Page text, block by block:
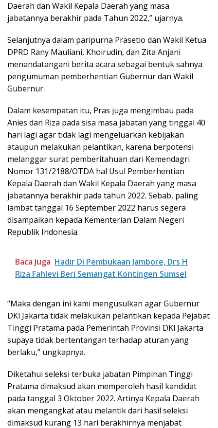
Daerah dan Wakil Kepala Daerah yang masa
jabatannya berakhir pada Tahun 2022,” ujarnya.
Selanjutnya dalam paripurna Prasetio dan Wakil Ketua
DPRD Rany Mauliani, Khoirudin, dan Zita Anjani
menandatangani berita acara sebagai bentuk sahnya
pengumuman pemberhentian Gubernur dan Wakil
Gubernur.
Dalam kesempatan itu, Pras juga mengimbau pada
Anies dan Riza pada sisa masa jabatan yang tinggal 40
hari lagi agar tidak lagi mengeluarkan kebijakan
ataupun melakukan pelantikan, karena berpotensi
melanggar surat pemberitahuan dari Kemendagri
Nomor 131/2188/OTDA hal Usul Pemberhentian
Kepala Daerah dan Wakil Kepala Daerah yang masa
jabatannya berakhir pada tahun 2022. Sebab, paling
lambat tanggal 16 September 2022 harus segera
disampaikan kepada Kementerian Dalam Negeri
Republik Indonesia.
Baca Juga Hadir Di Pembukaan Jambore, Drs H
Riza Fahlevi Beri Semangat Kontingen Sumsel
“Maka dengan ini kami mengusulkan agar Gubernur
DKl Jakarta tidak melakukan pelantikan kepada Pejabat
Tinggi Pratama pada Pemerintah Provinsi DKl Jakarta
supaya tidak bertentangan terhadap aturan yang
berlaku,” ungkapnya.
Diketahui seleksi terbuka jabatan Pimpinan Tinggi
Pratama dimaksud akan memperoleh hasil kandidat
pada tanggal 3 Oktober 2022. Artinya Kepala Daerah
akan mengangkat atau melantik dari hasil seleksi
dimaksud kurang 13 hari berakhirnya menjabat